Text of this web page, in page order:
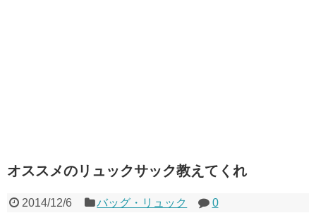
オススメのリュックサック教えてくれ
2014/12/6 バッグ・リュック 0